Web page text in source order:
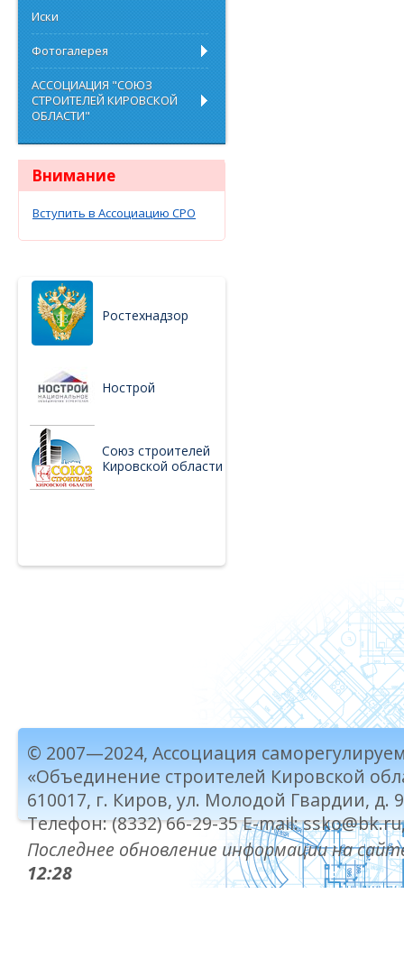
Иски
Фотогалерея
АССОЦИАЦИЯ "СОЮЗ
СТРОИТЕЛЕЙ КИРОВСКОЙ
ОБЛАСТИ"
Внимание
Вступить в Ассоциацию СРО
Ростехнадзор
Нострой
Союз строителей
Кировской области
© 2007—2024, Ассоциация
«Объединение строителей Кировской
610017, г. Киров, ул. Молодой Гвардии, д.
Телефон: (8332) 66-29-35 E-mail:
Последнее обновление информации на
12:28